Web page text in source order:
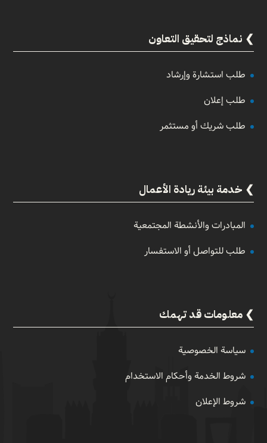
نماذج لتحقيق التعاون
طلب استشارة وإرشاد
طلب إعلان
طلب شريك أو مستثمر
خدمة بيئة ريادة الأعمال
المبادرات والأنشطة المجتمعية
طلب للتواصل أو الاستفسار
معلومات قد تهمك
سياسة الخصوصية
شروط الخدمة وأحكام الاستخدام
شروط الإعلان